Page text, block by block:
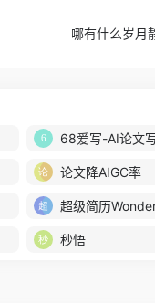
哪有什么岁月
68爱写-AI论文
论文降AIGC率
超级简历
秒悟